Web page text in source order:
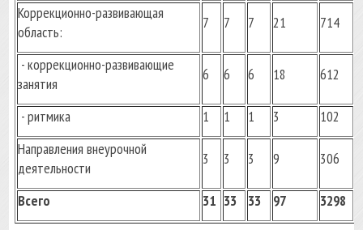
Коррекционно-развивающая
область:
7 7 7 21 714
- коррекционно-развивающие
занятия
6 6 6 18 612
- ритмика 1 1 1 3
102
Направления внеурочной
деятельности
3 3 3 9 306
Всего 31 33 33 97 3298